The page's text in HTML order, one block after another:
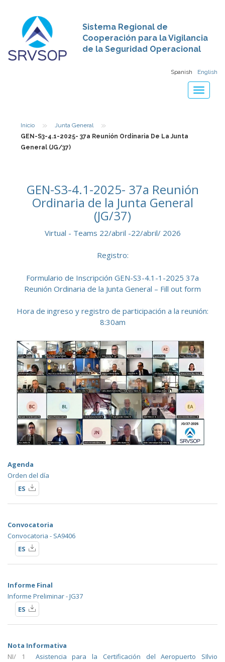
Sistema Regional de
Cooperación para la Vigilancia
de la Seguridad Operacional
Spanish English
Toggle
Inicio » Junta General »
GEN-S3-4.1-2025- 37a Reunión Ordinaria De La Junta
General (JG/37)
GEN-S3-4.1-2025- 37a Reunión
Ordinaria de la Junta General
(JG/37)
Virtual - Teams 22/abril -22/abril/ 2026
Registro:
Formulario de Inscripción GEN-S3-4.1-1-2025 37a
Reunión Ordinaria de la Junta General – Fill out form
Hora de ingreso y registro de participación a la reunión:
8:30am
Agenda
Orden del día
ES
Convocatoria
Convocatoria - SA9406
ES
Informe Final
Informe Preliminar - JG37
ES
Nota Informativa
NI/ 1
Asistencia para la Certificación del Aeropuerto SIlvio